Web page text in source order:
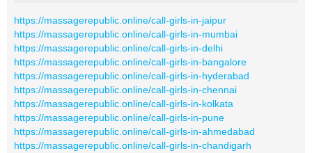
https://massagerepublic.online/call-girls-in-jaipur
https://massagerepublic.online/call-girls-in-mumbai
https://massagerepublic.online/call-girls-in-delhi
https://massagerepublic.online/call-girls-in-bangalore
https://massagerepublic.online/call-girls-in-hyderabad
https://massagerepublic.online/call-girls-in-chennai
https://massagerepublic.online/call-girls-in-kolkata
https://massagerepublic.online/call-girls-in-pune
https://massagerepublic.online/call-girls-in-ahmedabad
https://massagerepublic.online/call-girls-in-chandigarh